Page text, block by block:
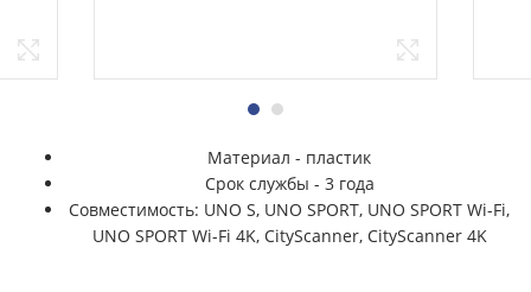
Материал - пластик
Срок службы - 3 года
Совместимость: UNO S, UNO SPORT, UNO SPORT Wi-Fi,
UNO SPORT Wi-Fi 4K, CityScanner, CityScanner 4K